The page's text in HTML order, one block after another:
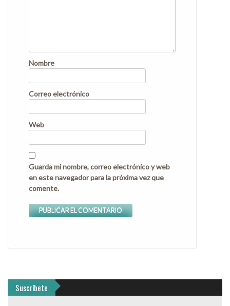
Nombre
Correo electrónico
Web
Guarda mi nombre, correo electrónico y web
en este navegador para la próxima vez que
comente.
Suscríbete